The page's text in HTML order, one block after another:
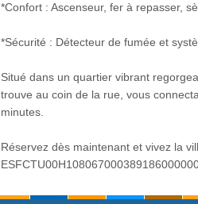
*Confort : Ascenseur, fer à repasser,
*Sécurité : Détecteur de fumée et
Situé dans un quartier vibrant
trouve au coin de la rue, vous
minutes.
Réservez dès maintenant et vivez la